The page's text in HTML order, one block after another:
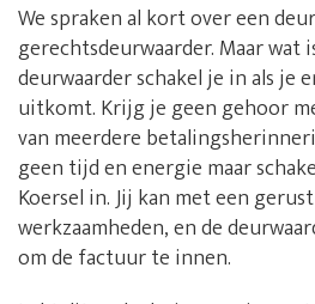
We spraken al kort over een
gerechtsdeurwaarder. Maar wat
deurwaarder schakel je in als je
uitkomt. Krijg je geen gehoor
van meerdere
geen tijd en energie maar
Koersel in. Jij kan met een
werkzaamheden, en de
om de factuur te innen.